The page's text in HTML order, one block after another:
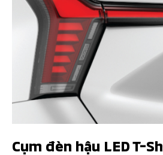
Cụm đèn hậu LED T-